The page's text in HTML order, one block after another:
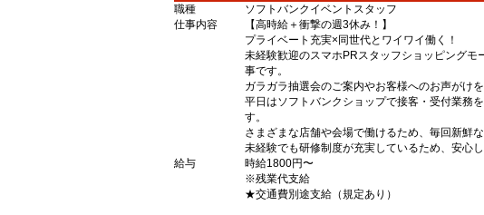
職種
ソフトバンクイベントスタッフ
仕事内容
【高時給＋衝撃の週3休み！】
プライベート充実×同世代とワイワイ働く！
未経験歓迎のスマホPRスタッフショッピング
事です。
ガラガラ抽選会のご案内やお客様へのお声がけ
平日はソフトバンクショップで接客・受付業務
す。
さまざまな店舗や会場で働けるため、毎回新鮮
未経験でも研修制度が充実しているため、安心
給与
時給1800円〜
※残業代支給
★交通費別途支給（規定あり）